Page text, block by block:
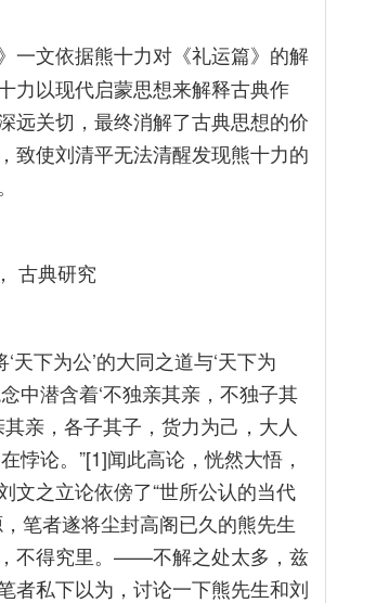
一文依据熊十力对《礼运篇》的解
力以现代启蒙思想来解释古典作
远关切，最终消解了古典思想的价
致使刘清平无法清醒发现熊十力的
古典研究
下为公’的大同之道与‘天下为
中潜含着‘不独亲其亲，不独子其
亲，各子其子，货力为己，大人
悖论。”[1]闻此高论，恍然大悟，
之立论依傍了“世所公认的当代
笔者遂将尘封高阁已久的熊先生
不得究里。——不解之处太多，兹
者私下以为，讨论一下熊先生和刘